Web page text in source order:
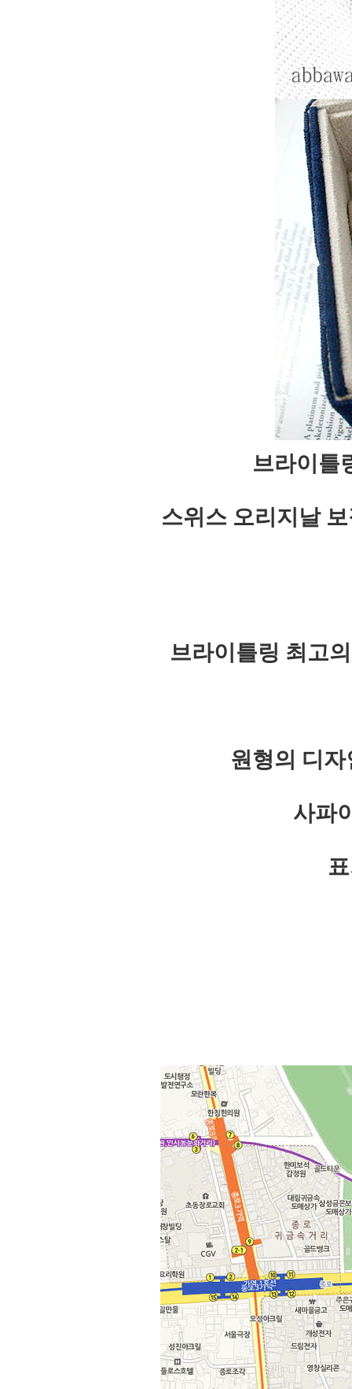
브라이틀
스위스 오리지날
브라이틀링 최고
원형의 디
사파